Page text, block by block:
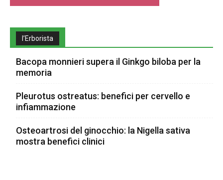
l’Erborista
Bacopa monnieri supera il Ginkgo biloba per la
memoria
Pleurotus ostreatus: benefici per cervello e
infiammazione
Osteoartrosi del ginocchio: la Nigella sativa
mostra benefici clinici